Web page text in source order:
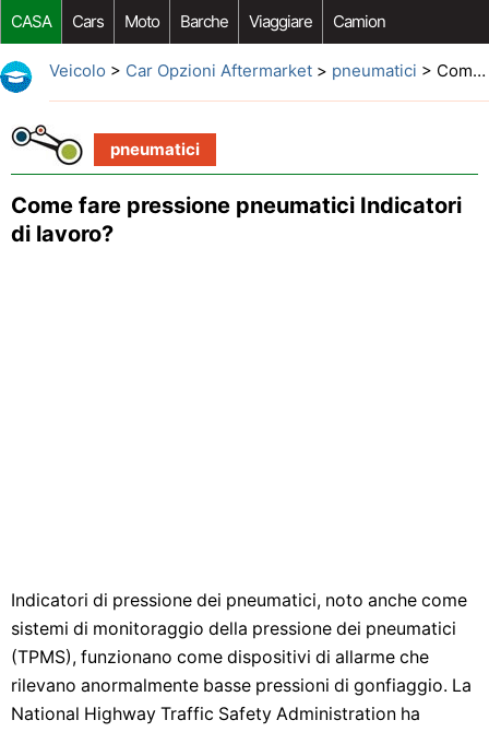
CASA Cars Moto Barche Viaggiare Camion
Riparazione Auto Acquisto Auto Car Opzioni Aftermarket
Veicolo > Car Opzioni Aftermarket> pneumatici > Come fare pressione pneumatici Indicatori di lavoro?
pneumatici
Come fare pressione pneumatici Indicatori
di lavoro?
Indicatori di pressione dei pneumatici, noto anche come
sistemi di monitoraggio della pressione dei pneumatici
(TPMS), funzionano come dispositivi di allarme che
rilevano anormalmente basse pressioni di gonfiaggio. La
National Highway Traffic Safety Administration ha